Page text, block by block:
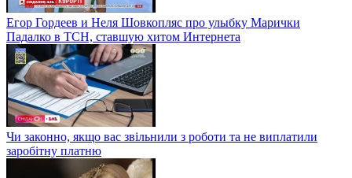
Егор Гордеев и Неля Шовкопляс про улыбку Марички
Падалко в ТСН, ставшую хитом Интернета
Чи законно, якщо вас звільнили з роботи та не виплатили
заробітну платню